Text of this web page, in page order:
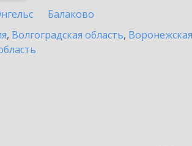
Балаково
, Волгоградская область,